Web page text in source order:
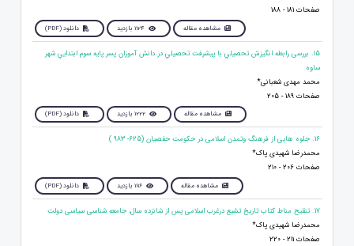
صفحات 181 - 188
مشاهده مقاله 1124 بازدید دانلود (PDF)
15. بررسی رابطه انگيزش تحصيلي با پيشرفت تحصيلي در دانش آموزان پسر پایه سوم ابتدايي شهر
ساوه
محمد مهدی شعبانی*
صفحات 189 - 205
مشاهده مقاله 1222 بازدید دانلود (PDF)
16. جلوه هایی از فرهنگ وتمدن اسلامی در حکومت حفصیان (625- 983 )
محمدرضا شهیدی پاک*
صفحات 206 - 210
مشاهده مقاله 1116 بازدید دانلود (PDF)
17. تنقیح مناط کتاب تاریخ تشیع درغرب اسلامی پس از شانزده سال، جامعه شناسی سیاسی دولت
محمدرضا شهیدی پاک*
صفحات 211 - 220